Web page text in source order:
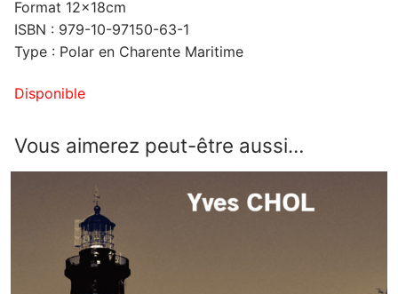
Format 12x18cm
ISBN : 979-10-97150-63-1
Type : Polar en Charente Maritime
Disponible
Vous aimerez peut-être aussi…